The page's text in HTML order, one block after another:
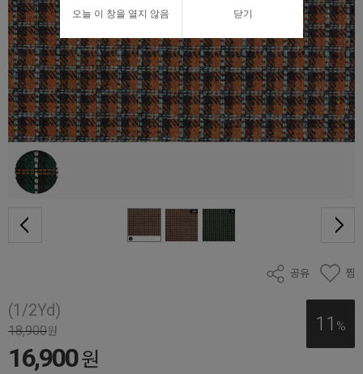
공유 찜
(1/2Yd)
11 %
18,900원
16,900원
오늘 이 창을 열지 않음 닫기